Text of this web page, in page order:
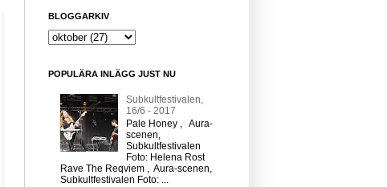
BLOGGARKIV
POPULÄRA INLÄGG JUST NU
Subkultfestivalen,
16/6 - 2017
Pale Honey , Aura-
scenen,
Subkultfestivalen
Foto: Helena Rost
Rave The Reqviem , Aura-scenen,
Subkultfestivalen Foto: ...